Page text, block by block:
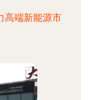
高端新能源市